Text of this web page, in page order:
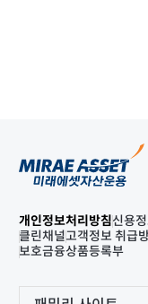
개인정보처리방침신용
클린채널고객정보 취급
보호금융상품등록부